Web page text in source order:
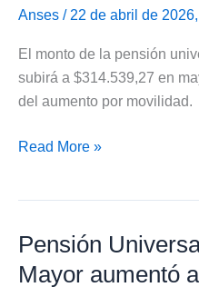
$70.000
mayo
de
2026
Anses / 22 de abril de
El monto de la pensión
subirá a $314.539,27 en
del aumento por movilidad.
Pensión
Adulto
Mayor
aumentará
Read More »
Pensión
Mayor aumentó